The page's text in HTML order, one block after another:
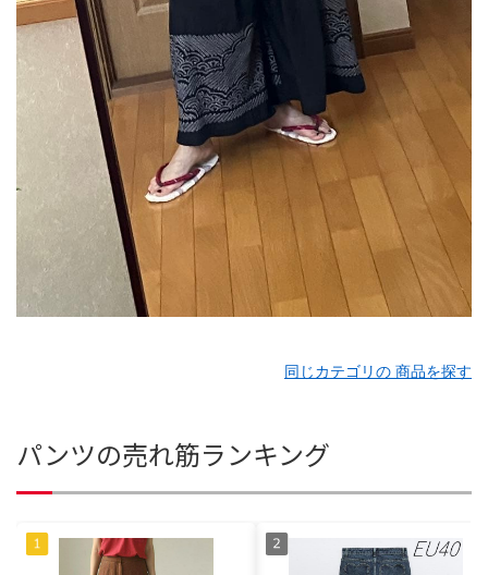
同じカテゴリの 商品を探す
パンツの売れ筋ランキング